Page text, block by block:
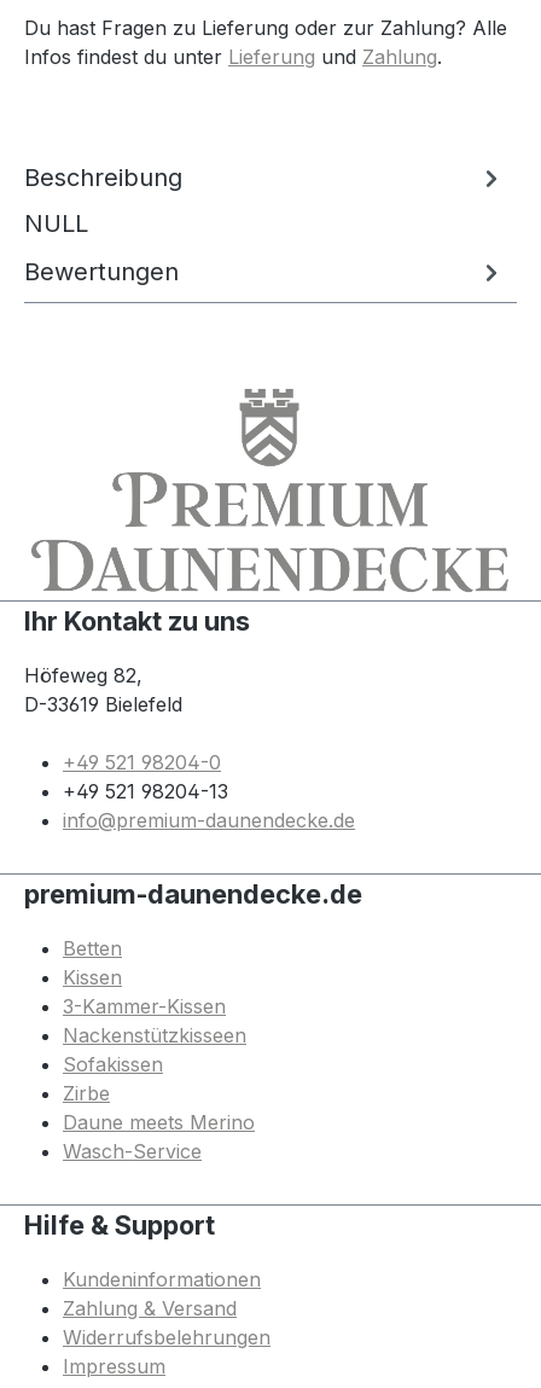
Du hast Fragen zu Lieferung oder zur Zahlung? Alle
Infos findest du unter Lieferung und Zahlung.
Beschreibung
NULL
Bewertungen
Ihr Kontakt zu uns
Höfeweg 82,
D-33619 Bielefeld
+49 521 98204-0
+49 521 98204-13
info@premium-daunendecke.de
premium-daunendecke.de
Betten
Kissen
3-Kammer-Kissen
Nackenstützkisseen
Sofakissen
Zirbe
Daune meets Merino
Wasch-Service
Hilfe & Support
Kundeninformationen
Zahlung & Versand
Widerrufsbelehrungen
Impressum